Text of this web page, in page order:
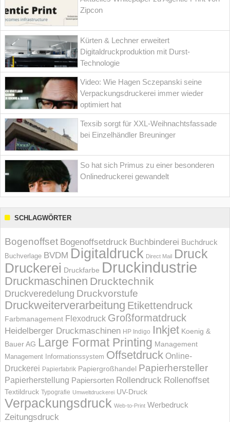
Zipcon
Kürten & Lechner erweitert
Digitaldruckproduktion mit Durst-
Technologie
Video: Wie Hagen Sczepanski seine
Verpackungsdruckerei immer wieder
optimiert hat
Texsib sorgt für XXL-Weihnachtsfassade
bei Einzelhändler Breuninger
So hat sich Primus zu einer besonderen
Onlinedruckerei gewandelt
SCHLAGWÖRTER
Bogenoffset Bogenoffsetdruck Buchbinderei Buchdruck
Buchverlage BVDM Digitaldruck Direct Mail Druck
Druckerei Druckfarbe Druckindustrie
Druckmaschinen Drucktechnik
Druckveredelung Druckvorstufe
Druckweiterverarbeitung Etikettendruck
Farbmanagement Flexodruck Großformatdruck
Heidelberger Druckmaschinen HP Indigo Inkjet Koenig &
Bauer AG Large Format Printing Management
Management Informations­system Offsetdruck Online-
Druckerei Papierfabrik Papiergroßhandel Papierhersteller
Papierherstellung Papiersorten Rollendruck Rollenoffset
Textildruck Typografie Umweltdruckerei UV-Druck
Verpackungsdruck Web-to-Print Werbedruck
Zeitungsdruck